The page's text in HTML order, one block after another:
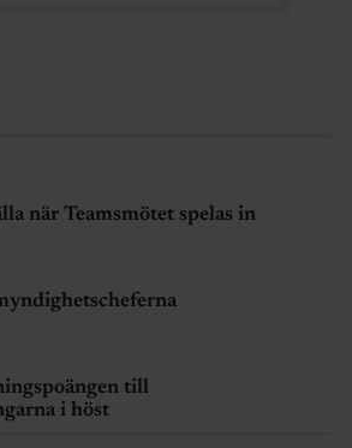
när Teamsmötet spelas in
till
i höst